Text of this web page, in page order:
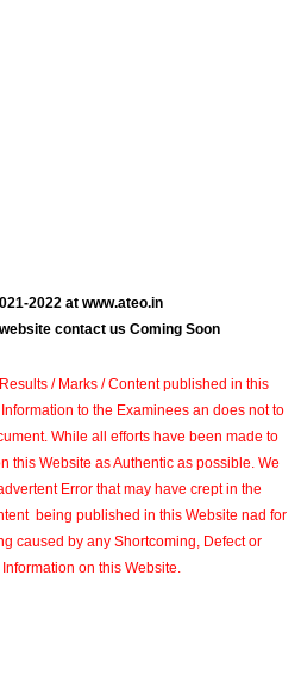
2022 at www.ateo.in
contact us Coming Soon
/ Marks / Content published in this
to the Examinees an does not to
While all efforts have been made to
this Website as Authentic as possible. We
Error that may have crept in the
being published in this Website nad for
caused by any Shortcoming, Defect or
on this Website.